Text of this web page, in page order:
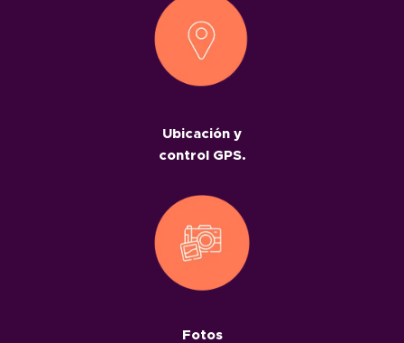
Ubicación y
control GPS.
Fotos